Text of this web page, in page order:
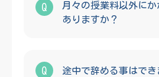
Q
月々の授業料以外にか
ありますか？
Q 途中で辞める事はでき